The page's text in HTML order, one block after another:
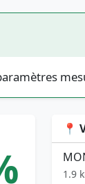
📍
1.9